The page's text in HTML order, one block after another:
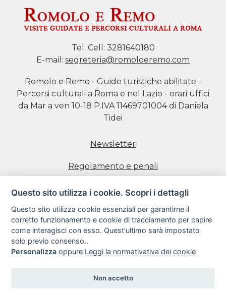
Tel: Cell: 3281640180
E-mail: segreteria@romoloeremo.com
Romolo e Remo - Guide turistiche abilitate -
Percorsi culturali a Roma e nel Lazio - orari uffici
da Mar a ven 10-18 P.IVA 11469701004 di Daniela
Tidei
Newsletter
Regolamento e penali
Prenotazione visite
Informativa estesa sull'uso dei Cookie
Informativa sulla Privacy
Condizioni di utilizzo del sito web
Questo sito utilizza i cookie. Scopri i dettagli
Questo sito utilizza cookie essenziali per garantirne il
corretto funzionamento e cookie di tracciamento per capire
come interagisci con esso. Quest'ultimo sarà impostato
solo previo consenso..
Personalizza oppure Leggi la normativativa dei cookie
Non accetto